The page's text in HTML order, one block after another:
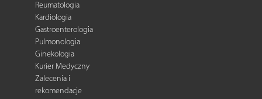
Reumatologia
Kardiologia
Gastroenterologia
Pulmonologia
Ginekologia
Kurier Medyczny
Zalecenia i
rekomendacje